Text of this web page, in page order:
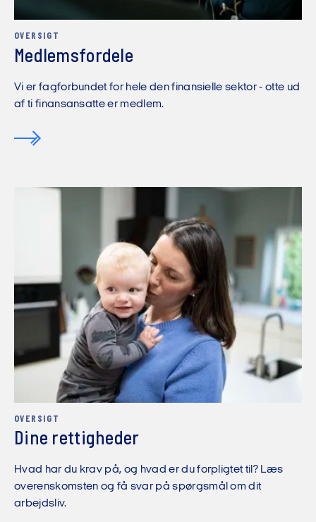
OVERSIGT
Medlemsfordele
Vi er fagforbundet for hele den finansielle sektor - otte ud
af ti finansansatte er medlem.
OVERSIGT
Dine rettigheder
Hvad har du krav på, og hvad er du forpligtet til? Læs
overenskomsten og få svar på spørgsmål om dit
arbejdsliv.